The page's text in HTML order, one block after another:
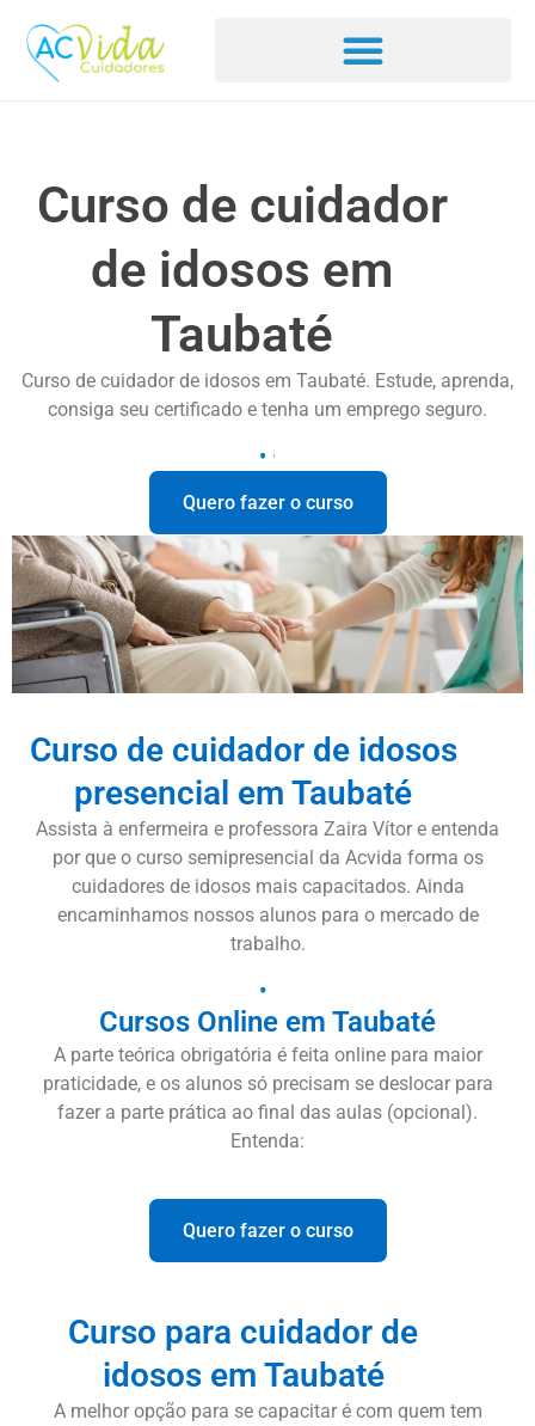
Curso de cuidador
de idosos em
Taubaté
Curso de cuidador de idosos em Taubaté. Estude, aprenda,
consiga seu certificado e tenha um emprego seguro.
Quero fazer o curso
Curso de cuidador de idosos
presencial em Taubaté
Assista à enfermeira e professora Zaira Vítor e entenda
por que o curso semipresencial da Acvida forma os
cuidadores de idosos mais capacitados. Ainda
encaminhamos nossos alunos para o mercado de
trabalho.
Cursos Online em Taubaté
A parte teórica obrigatória é feita online para maior
praticidade, e os alunos só precisam se deslocar para
fazer a parte prática ao final das aulas (opcional).
Entenda:
Quero fazer o curso
Curso para cuidador de
idosos em Taubaté
A melhor opção para se capacitar é com quem tem